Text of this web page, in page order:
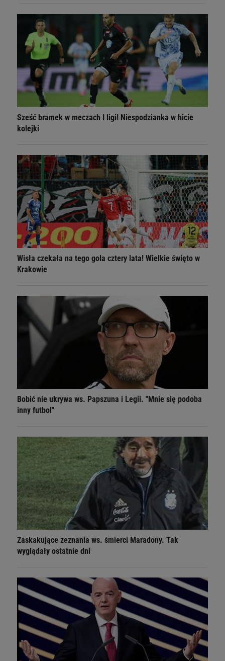
Sześć bramek w meczach I ligi! Niespodzianka w hicie
kolejki
Wisła czekała na tego gola cztery lata! Wielkie święto w
Krakowie
Bobić nie ukrywa ws. Papszuna i Legii. "Mnie się podoba
inny futbol"
Zaskakujące zeznania ws. śmierci Maradony. Tak
wyglądały ostatnie dni